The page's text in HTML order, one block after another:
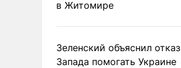
в Житомире
Зеленский объяснил отказ
Запада помогать Украине